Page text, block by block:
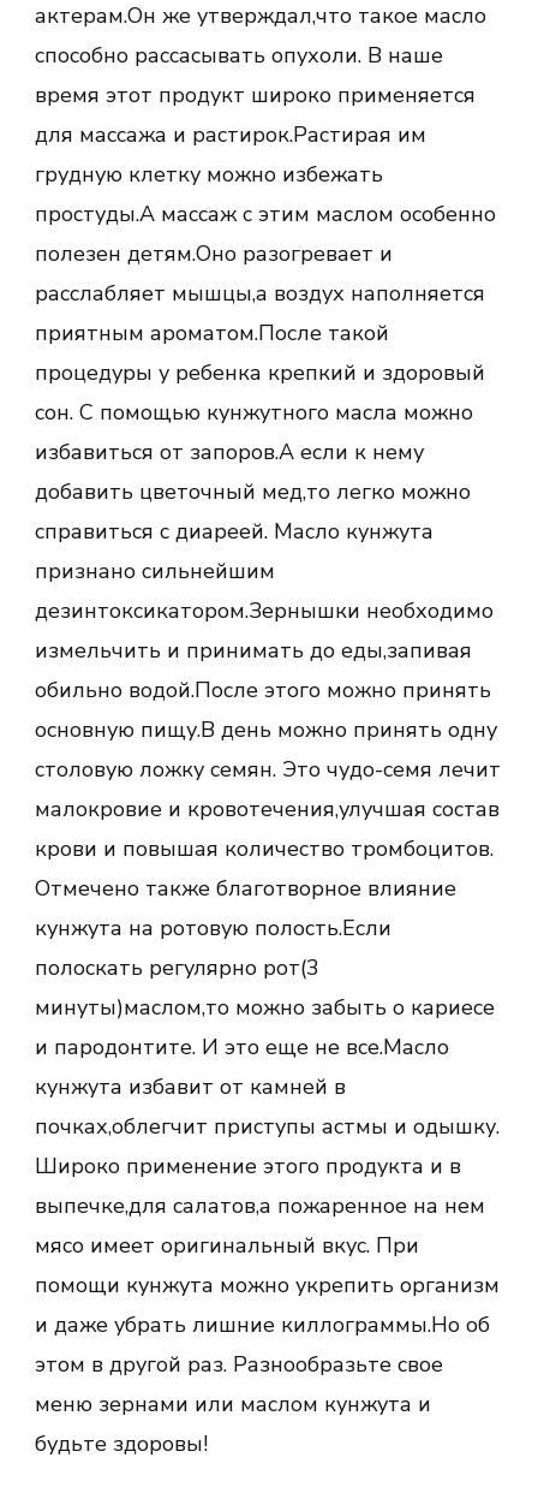
актерам.Он же утверждал,что такое масло
способно рассасывать опухоли. В наше
время этот продукт широко применяется
для массажа и растирок.Растирая им
грудную клетку можно избежать
простуды.А массаж с этим маслом особенно
полезен детям.Оно разогревает и
расслабляет мышцы,а воздух наполняется
приятным ароматом.После такой
процедуры у ребенка крепкий и здоровый
сон. С помощью кунжутного масла можно
избавиться от запоров.А если к нему
добавить цветочный мед,то легко можно
справиться с диареей. Масло кунжута
признано сильнейшим
дезинтоксикатором.Зернышки необходимо
измельчить и принимать до еды,запивая
обильно водой.После этого можно принять
основную пищу.В день можно принять одну
столовую ложку семян. Это чудо-семя лечит
малокровие и кровотечения,улучшая состав
крови и повышая количество тромбоцитов.
Отмечено также благотворное влияние
кунжута на ротовую полость.Если
полоскать регулярно рот(3
минуты)маслом,то можно забыть о кариесе
и пародонтите. И это еще не все.Масло
кунжута избавит от камней в
почках,облегчит приступы астмы и одышку.
Широко применение этого продукта и в
выпечке,для салатов,а пожаренное на нем
мясо имеет оригинальный вкус. При
помощи кунжута можно укрепить организм
и даже убрать лишние киллограммы.Но об
этом в другой раз. Разнообразьте свое
меню зернами или маслом кунжута и
будьте здоровы!